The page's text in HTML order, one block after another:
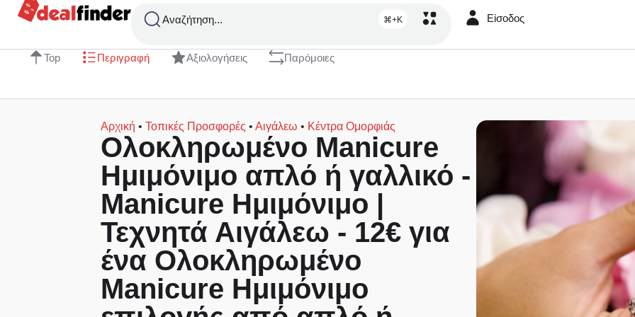
Αναζήτηση... ⌘+K Είσοδος
Top Περιγραφή Αξιολογήσεις Παρόμοιες
Αρχική • Τοπικές Προσφορές • Αιγάλεω • Κέντρα Ομορφιάς
Ολοκληρωμένο Manicure
Ημιμόνιμο απλό ή γαλλικό -
Manicure Ημιμόνιμο |
Τεχνητά Αιγάλεω - 12€ για
ένα Ολοκληρωμένο
Manicure Ημιμόνιμο